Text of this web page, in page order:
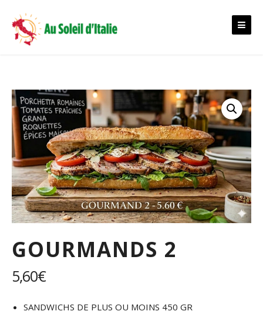
content
GOURMANDS 2
5,60€
SANDWICHS DE PLUS OU MOINS 450 GR